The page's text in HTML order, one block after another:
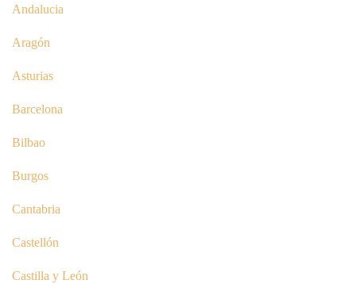
Andalucia
Aragón
Asturias
Barcelona
Bilbao
Burgos
Cantabria
Castellón
Castilla y León